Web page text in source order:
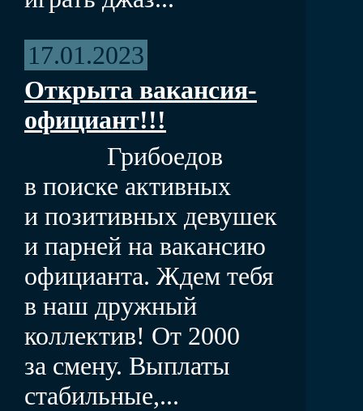
17.01.2023
Открыта вакансия-
официант!!!
Грибоедов
в поиске активных
и позитивных девушек
и парней на вакансию
официанта. Ждем тебя
в наш дружный
коллектив! От 2000
за смену. Выплаты
стабильные,...